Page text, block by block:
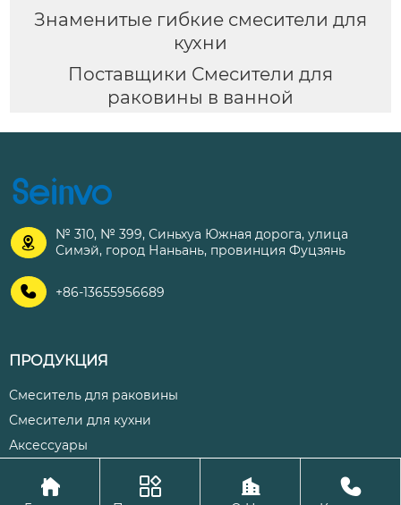
Знаменитые гибкие смесители для
кухни
Поставщики Смесители для
раковины в ванной

№ 310, № 399, Синьхуа Южная дорога, улица
Симэй, город Наньань, провинция Фуцзянь
 +86-13655956689
ПРОДУКЦИЯ
Смеситель для раковины
Смесители для кухни
Аксессуары
Авторское право©ООО Цюаньчжоу Шэнхуа Кухня и ванная
   